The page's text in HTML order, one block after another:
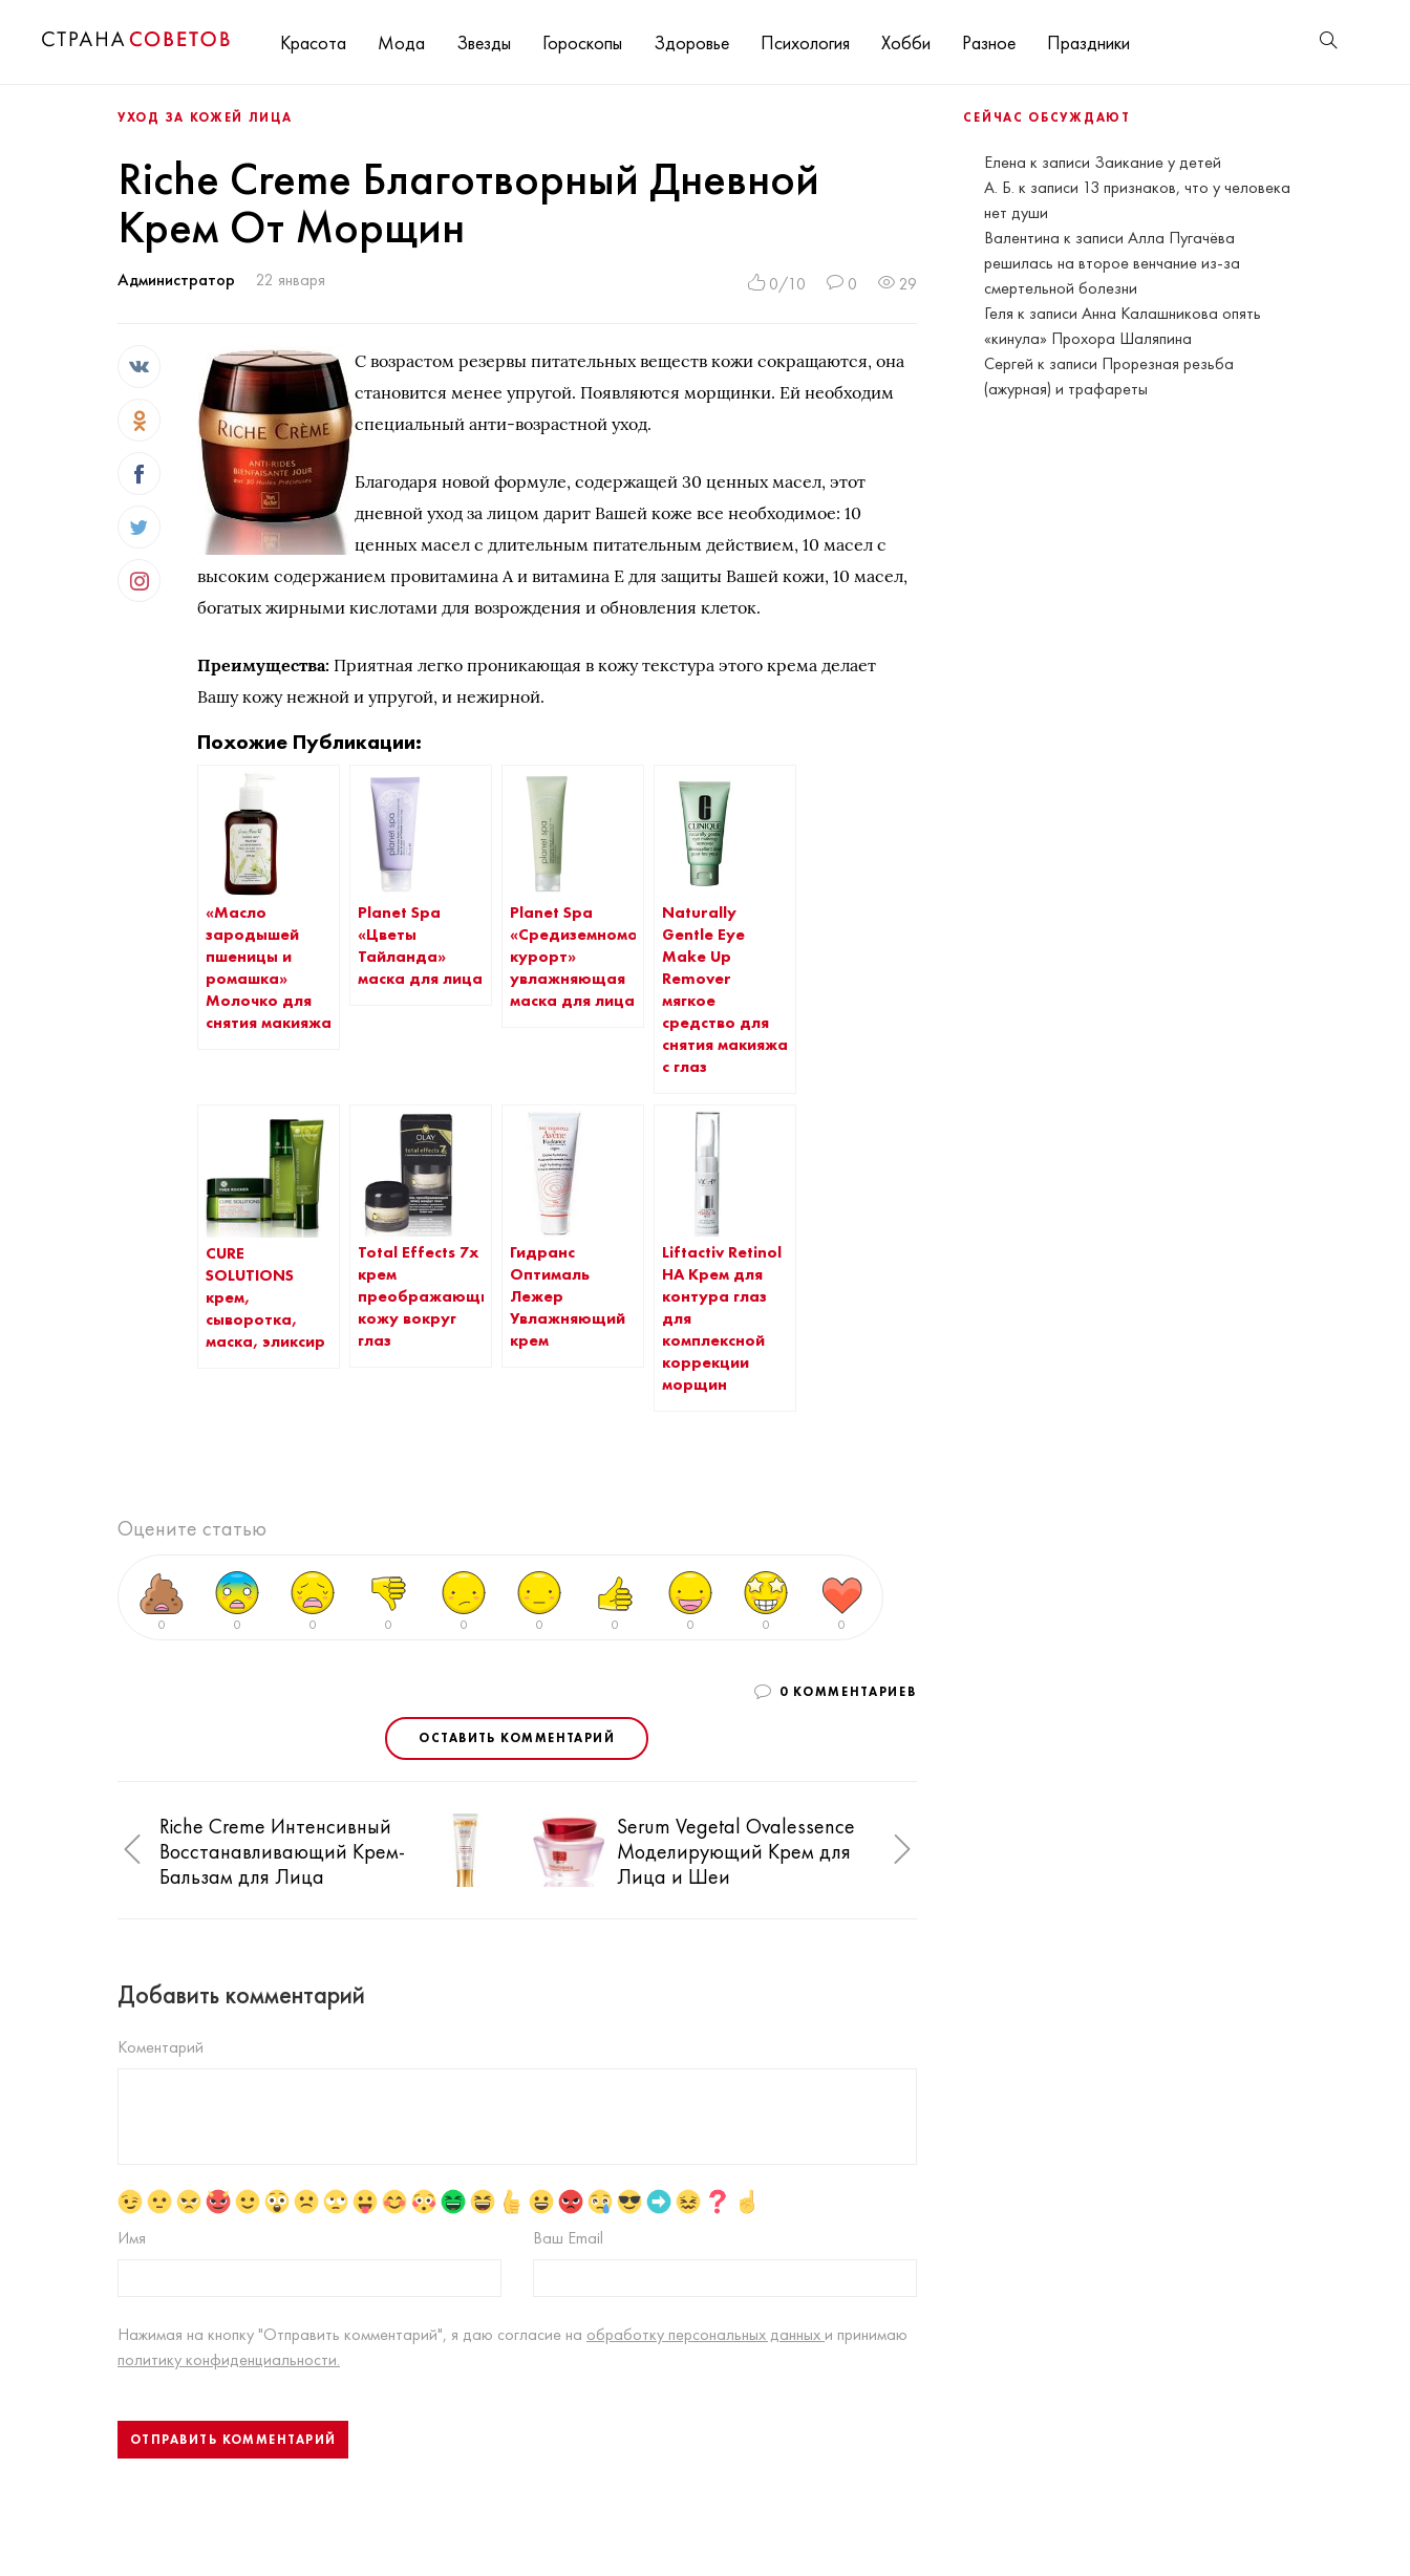
Красота Мода Звезды Гороскопы Здоровье Психология Хобби Разное Праздники
СЕЙЧАС ОБСУЖДАЮТ
Елена к записи Заикание у детей
А. Б. к записи 13 признаков, что у человека
нет души
Валентина к записиАлла Пугачёва
решилась на второе венчание из-за
смертельной болезни
Геля к записиАнна Калашникова опять
«кинула» Прохора Шаляпина
Сергей к записи Прорезная резьба
(ажурная) и трафареты
УХОД ЗА КОЖЕЙ ЛИЦА
Riche Creme Благотворный Дневной
Крем От Морщин
Администратор 22 января 0/10 0 29
С возрастом резервы питательных веществ кожи сокращаются, она
становится менее упругой. Появляются морщинки. Ей необходим
специальный анти-возрастной уход.
Благодаря новой формуле, содержащей 30 ценных масел, этот
дневной уход за лицом дарит Вашей коже все необходимое: 10
ценных масел с длительным питательным действием, 10 масел с
высоким содержанием провитамина А и витамина Е для защиты Вашей кожи, 10 масел,
богатых жирными кислотами для возрождения и обновления клеток.
Преимущества: Приятная легко проникающая в кожу текстура этого крема делает
Вашу кожу нежной и упругой, и нежирной.
Похожие Публикации:
«Масло
зародышей
пшеницы и
ромашка»
Молочко для
снятия макияжа
Planet Spa
«Цветы
Тайланда»
маска для лица
Planet Spa
«Средиземноморский
курорт»
увлажняющая
маска для лица
Naturally
Gentle Eye
Make Up
Remover
мягкое
средство для
снятия макияжа
с глаз
CURE
SOLUTIONS
крем,
сыворотка,
маска, эликсир
Total Effects 7x
крем
преображающий
кожу вокруг
глаз
Гидранс
Оптималь
Лежер
Увлажняющий
крем
Liftactiv Retinol
HA Крем для
контура глаз
для
комплексной
коррекции
морщин
Оцените статью
0 0 0 0 0 0 0 0 0 0
0 КОММЕНТАРИЕВ
ОСТАВИТЬ КОММЕНТАРИЙ
Riche Creme Интенсивный
Восстанавливающий Крем-
Бальзам для Лица
Serum Vegetal Ovalessence
Моделирующий Крем для
Лица и Шеи
Корректор Упругости Кожи
Добавить комментарий
Коментарий
Имя Ваш Email
Нажимая на кнопку "Отправить комментарий", я даю согласие на обработку персональных данных и принимаю
политику конфиденциальности.